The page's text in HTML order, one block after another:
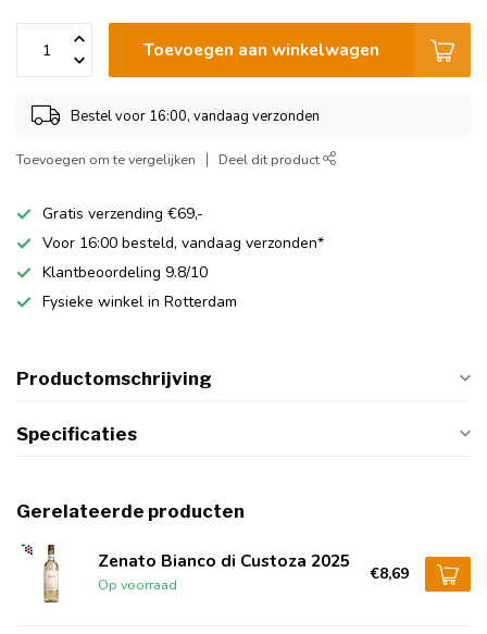
Toevoegen aan winkelwagen
Bestel voor 16:00, vandaag verzonden
Toevoegen om te vergelijken Deel dit product
Gratis verzending €69,-
Voor 16:00 besteld, vandaag verzonden*
Klantbeoordeling 9.8/10
Fysieke winkel in Rotterdam
Productomschrijving
Specificaties
Gerelateerde producten
Zenato Bianco di Custoza 2025
Op voorraad
€8,69